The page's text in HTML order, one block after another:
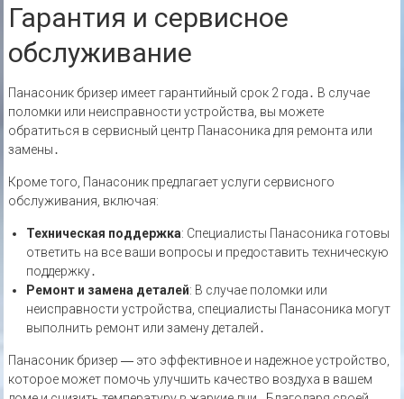
Гарантия и сервисное
обслуживание
Панасоник бризер имеет гарантийный срок 2 года․ В случае
поломки или неисправности устройства, вы можете
обратиться в сервисный центр Панасоника для ремонта или
замены․
Кроме того, Панасоник предлагает услуги сервисного
обслуживания, включая:
Техническая поддержка: Специалисты Панасоника готовы
ответить на все ваши вопросы и предоставить техническую
поддержку․
Ремонт и замена деталей: В случае поломки или
неисправности устройства, специалисты Панасоника могут
выполнить ремонт или замену деталей․
Панасоник бризер ― это эффективное и надежное устройство,
которое может помочь улучшить качество воздуха в вашем